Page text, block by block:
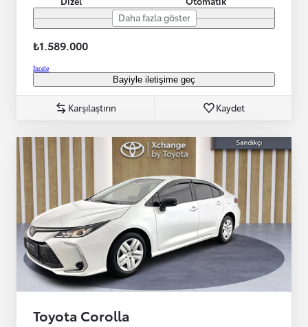
Daha fazla göster
₺1.589.000
İncele
Bayiyle iletişime geç
Karşılaştırın Kaydet
Toyota Corolla